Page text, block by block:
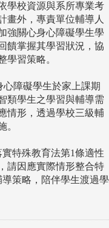
學校資源與系所專業考
畫外，專責單位輔導人
強關心身心障礙學生學
饋掌握其學習狀況，協
學習策略。
障礙學生於家上課期
類學生之學習與輔導需
情形，透過學校三級輔
。
特殊教育法第1條適性
請因應實際情形整合特
策略，陪伴學生渡過學